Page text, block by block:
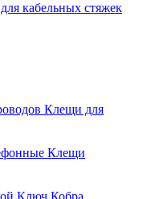
кабельных стяжек
Клещи для
Клещи
Ключ Кобра